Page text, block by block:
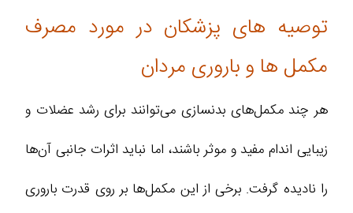
توصیه‌ های پزشکان در مورد مصرف
مکمل‌ ها و باروری مردان
هر چند مکمل‌های بدنسازی می‌توانند برای رشد عضلات و
زیبایی اندام مفید و موثر باشند، اما نباید اثرات جانبی آن‌ها
را نادیده گرفت. برخی از این مکمل‌ها بر روی قدرت باروری